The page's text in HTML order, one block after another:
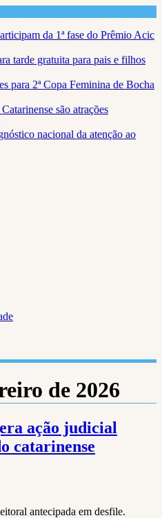
da 1ª fase do Prêmio Acic
tarde gratuita para pais e filhos
para 2ª Copa Feminina de Bocha
são atrações
nacional da atenção ao
de 2026
ação judicial
catarinense
antecipada em desfile.